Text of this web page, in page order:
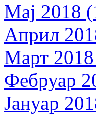
Мај 2018
Април
Март
Фебруар
Јануар